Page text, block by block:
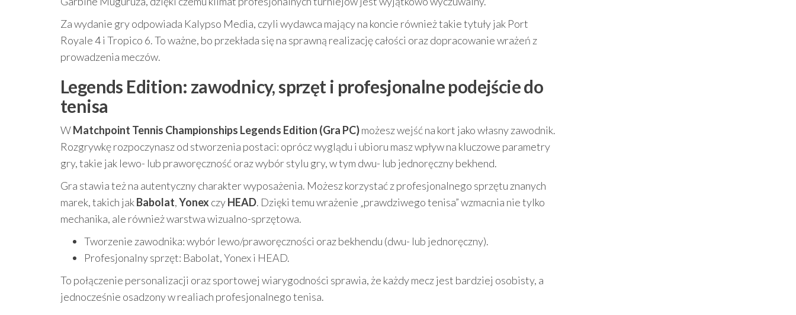
Za wydanie gry odpowiada Kalypso Media, czyli wydawca mający na koncie również takie tytuły jak Port
Royale 4 i Tropico 6. To ważne, bo przekłada się na sprawną realizację całości oraz dopracowanie wrażeń z
prowadzenia meczów.
Legends Edition: zawodnicy, sprzęt i profesjonalne podejście do
tenisa
WMatchpoint Tennis Championships Legends Edition (Gra PC)możesz wejść na kort jako własny zawodnik.
Rozgrywkę rozpoczynasz od stworzenia postaci: oprócz wyglądu i ubioru masz wpływ na kluczowe parametry
gry, takie jak lewo- lub praworęczność oraz wybór stylu gry, w tym dwu- lub jednoręczny bekhend.
Gra stawia też na autentyczny charakter wyposażenia. Możesz korzystać z profesjonalnego sprzętu znanych
marek, takich jakBabolat,Yonex czyHEAD. Dzięki temu wrażenie „prawdziwego tenisa” wzmacnia nie tylko
mechanika, ale również warstwa wizualno-sprzętowa.
Tworzenie zawodnika: wybór lewo/praworęczności oraz bekhendu (dwu- lub jednoręczny).
Profesjonalny sprzęt: Babolat, Yonex i HEAD.
To połączenie personalizacji oraz sportowej wiarygodności sprawia, że każdy mecz jest bardziej osobisty, a
jednocześnie osadzony w realiach profesjonalnego tenisa.